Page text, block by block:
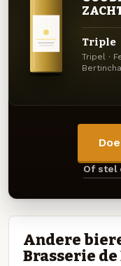
Triple
Tripel ·
Of stel
Andere
Brasserie